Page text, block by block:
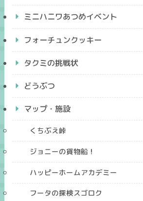
ミニハニワあつめイベント
フォーチュンクッキー
タクミの挑戦状
どうぶつ
マップ・施設
くちぶえ峠
ジョニーの貨物船！
ハッピーホームアカデミー
フータの探検スゴロク